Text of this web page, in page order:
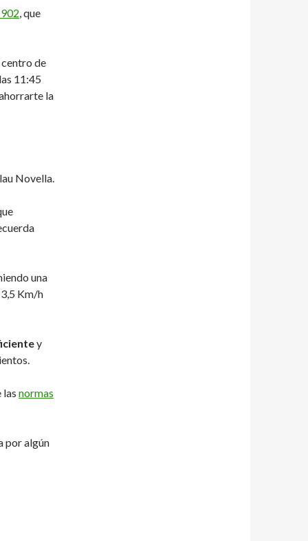
, que
de
11:45
la
Novella.
una
Km/h
y
las normas
por algún